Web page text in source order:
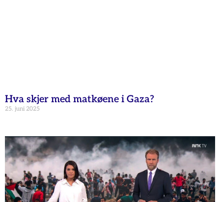
Hva skjer med matkøene i Gaza?
25. juni 2025